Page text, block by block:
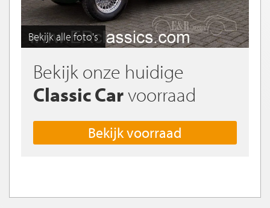
Bekijk alle foto's
Bekijk onze huidige
Classic Carvoorraad
Bekijk voorraad